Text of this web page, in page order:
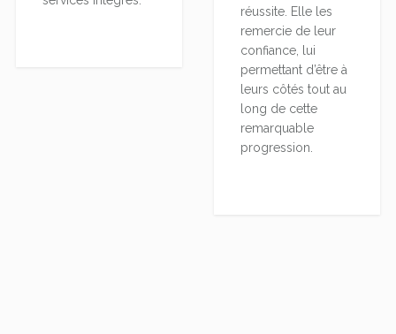
réussite. Elle les
remercie de leur
confiance, lui
permettant d’être à
leurs côtés tout au
long de cette
remarquable
progression.